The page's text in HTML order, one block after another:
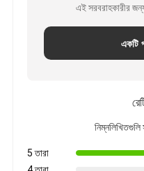
এই সরবরাহকারীর
একটি
5 তারা